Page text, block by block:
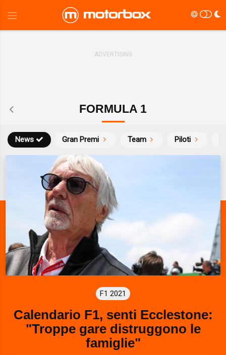
FORMULA 1
News Gran Premi Team Piloti
F1 2021
Calendario F1, senti Ecclestone:
"Troppe gare distruggono le
famiglie"